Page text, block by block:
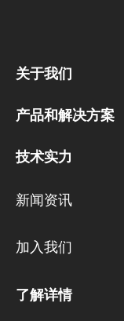
关于我们
产品和解决方案
技术实力
新闻资讯
加入我们
了解详情